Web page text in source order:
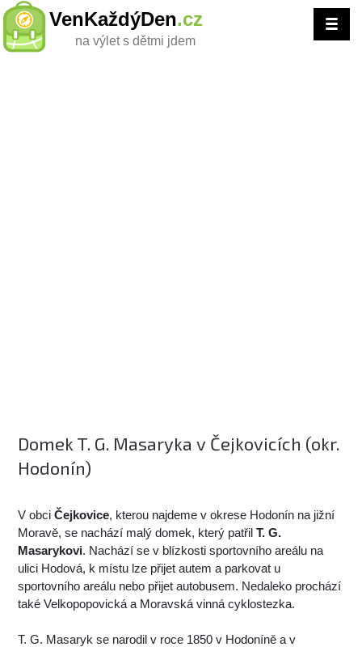
VenKaždýDen.cz
na výlet s dětmi jdem
Domek T. G. Masaryka v Čejkovicích (okr.
Hodonín)
V obciČejkovice, kterou najdeme v okrese Hodonín na jižní
Moravě, se nachází malý domek, který patřilT. G.
Masarykovi. Nachází se v blízkosti sportovního areálu na
ulici Hodová, k místu lze přijet autem a parkovat u
sportovního areálu nebo přijet autobusem. Nedaleko prochází
také Velkopopovická a Moravská vinná cyklostezka.
T. G. Masaryk se narodil v roce 1850 v Hodoníně a v